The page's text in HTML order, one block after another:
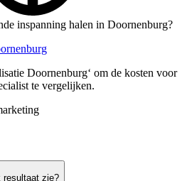
inspanning halen in Doornenburg?
Doornenburg‘ om de kosten voor
te vergelijken.
resultaat zie?